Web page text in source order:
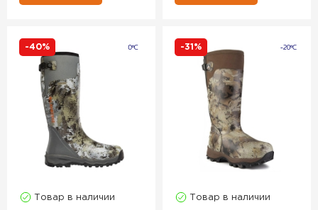
-40%
Товар в наличии
-31%
Товар в наличии